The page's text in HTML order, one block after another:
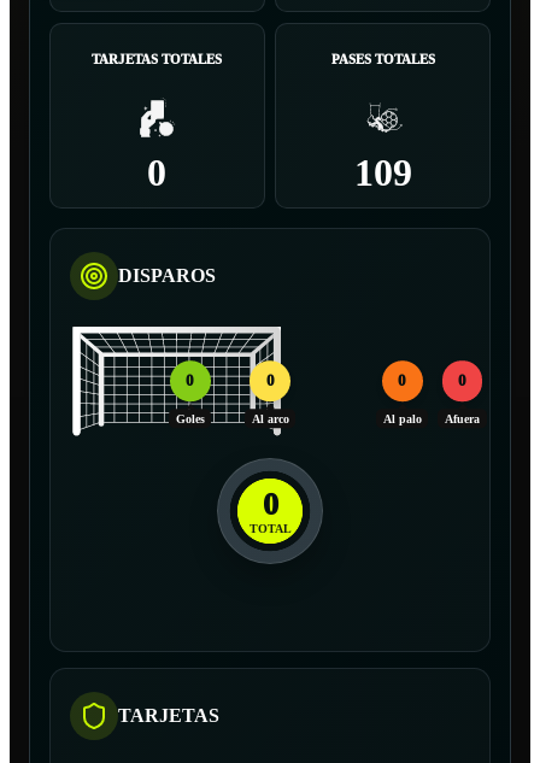
TARJETAS TOTALES
0
PASES TOTALES
109
DISPAROS
0
Goles
0
Al arco
0
Al palo
0
Afuera
0
TOTAL
TARJETAS